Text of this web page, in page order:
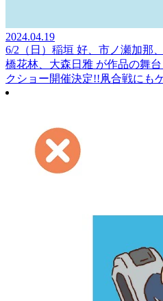
2024.04.19
6/2（日）稲垣 好、市ノ瀬加那
橋花林、大森日雅 が作品の舞
クショー開催決定!!凧合戦にも